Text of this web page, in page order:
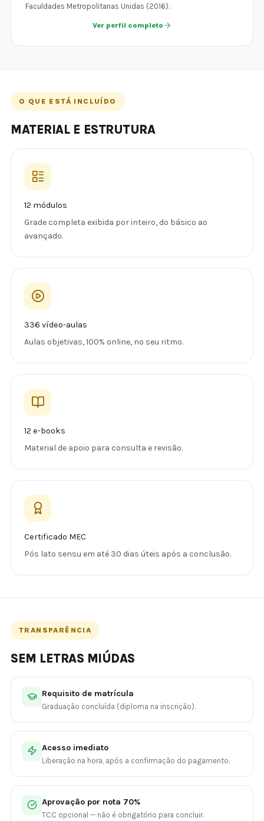
Faculdades Metropolitanas Unidas (2016).
Ver perfil completo
O QUE ESTÁ INCLUÍDO
MATERIAL E ESTRUTURA
12 módulos
Grade completa exibida por inteiro, do básico ao
avançado.
336 vídeo-aulas
Aulas objetivas, 100% online, no seu ritmo.
12 e-books
Material de apoio para consulta e revisão.
Certificado MEC
Pós lato sensu em até 30 dias úteis após a conclusão.
TRANSPARÊNCIA
SEM LETRAS MIÚDAS
Requisito de matrícula
Graduação concluída (diploma na inscrição).
Acesso imediato
Liberação na hora, após a confirmação do pagamento.
Aprovação por nota 70%
TCC opcional — não é obrigatório para concluir.